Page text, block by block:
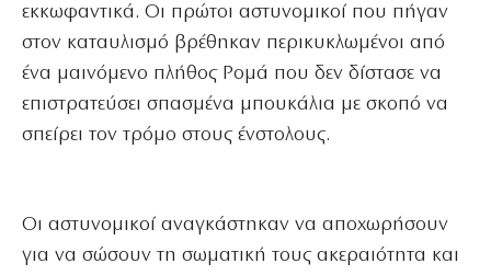
εκκωφαντικά. Οι πρώτοι αστυνομικοί που πήγαν
στον καταυλισμό βρέθηκαν περικυκλωμένοι από
ένα μαινόμενο πλήθος Ρομά που δεν δίστασε να
επιστρατεύσει σπασμένα μπουκάλια με σκοπό να
σπείρει τον τρόμο στους ένστολους.
Οι αστυνομικοί αναγκάστηκαν να αποχωρήσουν
για να σώσουν τη σωματική τους ακεραιότητα και